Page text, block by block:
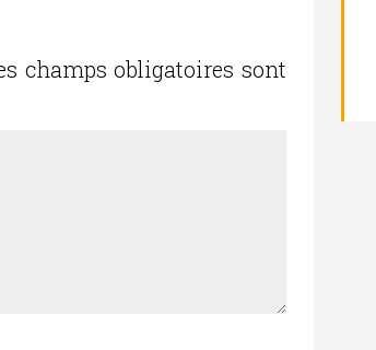
champs obligatoires sont